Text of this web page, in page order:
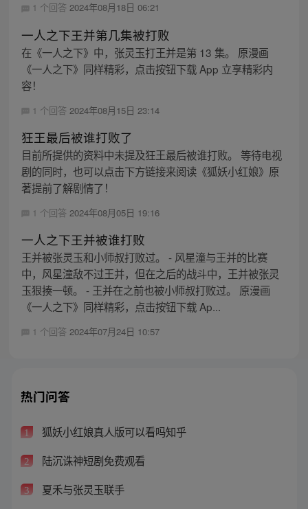
1 个回答 2024年08月18日 06:21
一人之下王并第几集被打败
在《一人之下》中，张灵玉打王并是第 13 集。 原漫画
《一人之下》同样精彩，点击按钮下载 App 立享精彩内
容！
1 个回答 2024年08月15日 23:14
狂王最后被谁打败了
目前所提供的资料中未提及狂王最后被谁打败。 等待电视
剧的同时，也可以点击下方链接来阅读《狐妖小红娘》原
著提前了解剧情了！
1 个回答 2024年08月05日 19:16
一人之下王并被谁打败
王并被张灵玉和小师叔打败过。 - 风星潼与王并的比赛
中，风星潼敌不过王并，但在之后的战斗中，王并被张灵
玉狠揍一顿。 - 王并在之前也被小师叔打败过。 原漫画
《一人之下》同样精彩，点击按钮下载 Ap...
1 个回答 2024年07月24日 10:57
热门问答
1 狐妖小红娘真人版可以看吗知乎
2 陆沉诛神短剧免费观看
3 夏禾与张灵玉联手